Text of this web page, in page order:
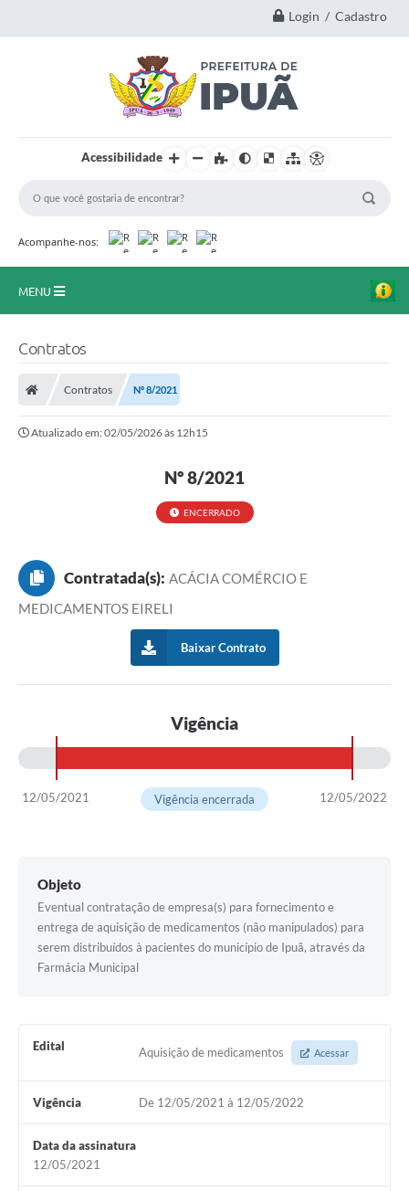
Login / Cadastro
Acessibilidade
Acompanhe-nos:
MENU
Imprensa Oficial
Notícias
Projetos
Contas Públicas
Serviços Online
SIC
Contato
Contratos
Contratos Nº 8/2021
Atualizado em: 02/05/2026 às 12h15
Nº 8/2021
ENCERRADO
Contratada(s): ACÁCIA COMÉRCIO E
MEDICAMENTOS EIRELI
Baixar Contrato
Vigência
12/05/2021 12/05/2022
Vigência encerrada
Objeto
Eventual contratação de empresa(s) para fornecimento e
entrega de aquisição de medicamentos (não manipulados) para
serem distribuídos à pacientes do município de Ipuã, através da
Farmácia Municipal
Edital Aquisição de medicamentos Acessar
Vigência De 12/05/2021 à 12/05/2022
Data da assinatura
12/05/2021